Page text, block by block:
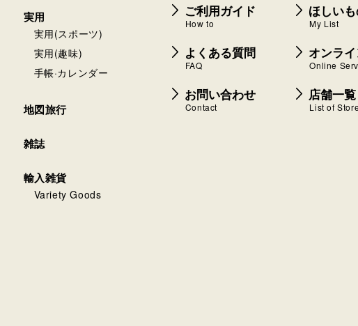
実用
実用(スポーツ)
実用(趣味)
手帳·カレンダー
地図旅行
雑誌
輸入雑貨
Variety Goods
ご利用ガイド
How to
ほしい
My List
よくある質問
FAQ
オンラ
Online
お問い合わせ
Contact
店舗一覧
List of